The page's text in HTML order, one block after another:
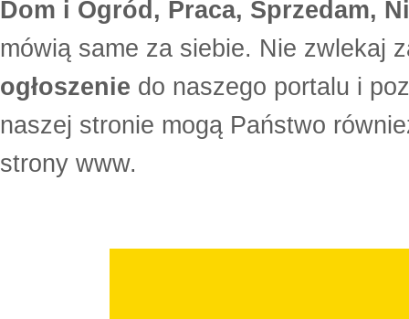
Dom i Ogród, Praca, Sprzedam,
mówią same za siebie. Nie zwlekaj
ogłoszenie do naszego portalu i
naszej stronie mogą Państwo
strony www.